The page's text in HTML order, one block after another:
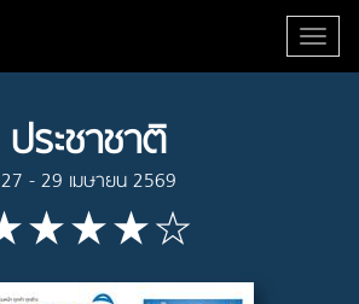
ประชาชาติ
27 - 29 เมษายน 2569